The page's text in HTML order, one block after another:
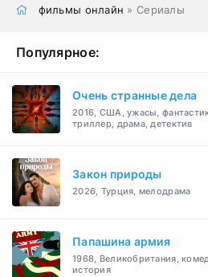
фильмы онлайн » Сериалы
Популярное:
Очень странные дела
2016, США, ужасы,
триллер, драма, детектив
Закон природы
2026, Турция, мелодрама
Папашина армия
1968, Великобритания,
история